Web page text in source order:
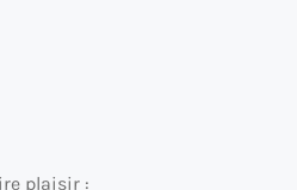
plaisir :